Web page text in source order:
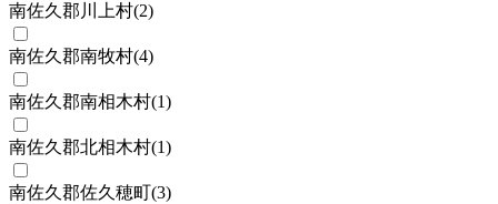
南佐久郡川上村(2)
南佐久郡南牧村(4)
南佐久郡南相木村(1)
南佐久郡北相木村(1)
南佐久郡佐久穂町(3)